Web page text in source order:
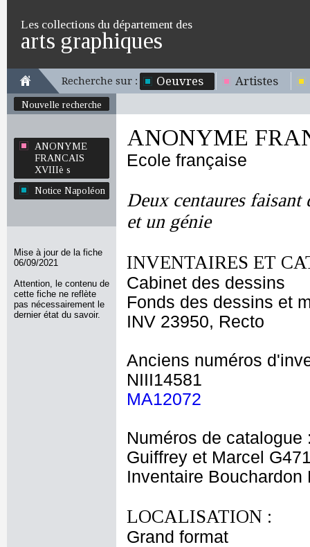
Les collections du département des
arts graphiques
Recherche sur : Oeuvres Artistes
Nouvelle recherche
ANONYME
FRANCAIS
XVIIIè s
Notice Napoléon
Mise à jour de la fiche
06/09/2021
Attention, le contenu de
cette fiche ne reflète
pas nécessairement le
dernier état du savoir.
ANONYME
Ecole française
Deux centaures faisant
et un génie
INVENTAIRES ET
Cabinet des dessins
Fonds des dessins et
INV 23950, Recto
Anciens numéros
NIII14581
MA12072
Numéros de catalogue
Guiffrey et Marcel
Inventaire Bouchardon
LOCALISATION :
Grand format